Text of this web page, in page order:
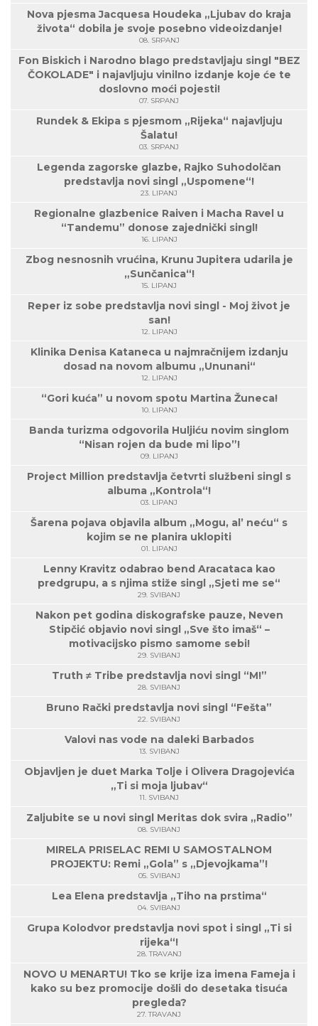
Nova pjesma Jacquesa Houdeka „Ljubav do kraja
života“ dobila je svoje posebno videoizdanje!
08. SRPANJ
Fon Biskich i Narodno blago predstavljaju singl "BEZ
ČOKOLADE" i najavljuju vinilno izdanje koje će te
doslovno moći pojesti!
07. SRPANJ
Rundek & Ekipa s pjesmom „Rijeka“ najavljuju
Šalatu!
03. SRPANJ
Legenda zagorske glazbe, Rajko Suhodolčan
predstavlja novi singl „Uspomene“!
23. LIPANJ
Regionalne glazbenice Raiven i Macha Ravel u
“Tandemu” donose zajednički singl!
16. LIPANJ
Zbog nesnosnih vrućina, Krunu Jupitera udarila je
„Sunčanica“!
15. LIPANJ
Reper iz sobe predstavlja novi singl - Moj život je
san!
12. LIPANJ
Klinika Denisa Kataneca u najmračnijem izdanju
dosad na novom albumu „Ununani“
12. LIPANJ
“Gori kuća” u novom spotu Martina Žuneca!
10. LIPANJ
Banda turizma odgovorila Huljiću novim singlom
“Nisan rojen da bude mi lipo”!
09. LIPANJ
Project Million predstavlja četvrti službeni singl s
albuma „Kontrola“!
03. LIPANJ
Šarena pojava objavila album „Mogu, al’ neću“ s
kojim se ne planira uklopiti
01. LIPANJ
Lenny Kravitz odabrao bend Aracataca kao
predgrupu, a s njima stiže singl „Sjeti me se“
29. SVIBANJ
Nakon pet godina diskografske pauze, Neven
Stipčić objavio novi singl „Sve što imaš“ –
motivacijsko pismo samome sebi!
29. SVIBANJ
Truth ≠ Tribe predstavlja novi singl “M!”
28. SVIBANJ
Bruno Rački predstavlja novi singl “Fešta”
22. SVIBANJ
Valovi nas vode na daleki Barbados
13. SVIBANJ
Objavljen je duet Marka Tolje i Olivera Dragojevića
„Ti si moja ljubav“
11. SVIBANJ
Zaljubite se u novi singl Meritas dok svira „Radio”
08. SVIBANJ
MIRELA PRISELAC REMI U SAMOSTALNOM
PROJEKTU: Remi „Gola” s „Djevojkama”!
05. SVIBANJ
Lea Elena predstavlja „Tiho na prstima“
04. SVIBANJ
Grupa Kolodvor predstavlja novi spot i singl „Ti si
rijeka“!
28. TRAVANJ
NOVO U MENARTU! Tko se krije iza imena Fameja i
kako su bez promocije došli do desetaka tisuća
pregleda?
27. TRAVANJ